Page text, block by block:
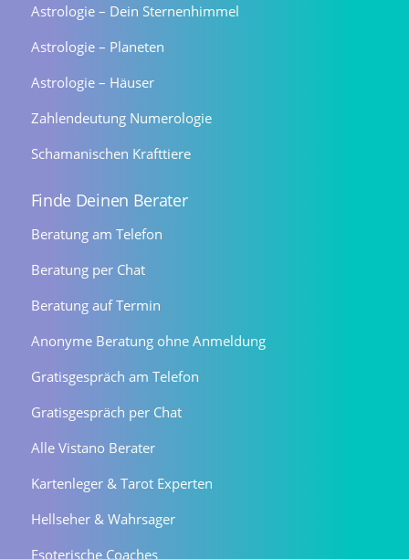
Astrologie – Dein Sternenhimmel
Astrologie – Planeten
Astrologie – Häuser
Zahlendeutung Numerologie
Schamanischen Krafttiere
Finde Deinen Berater
Beratung am Telefon
Beratung per Chat
Beratung auf Termin
Anonyme Beratung ohne Anmeldung
Gratisgespräch am Telefon
Gratisgespräch per Chat
Alle Vistano Berater
Kartenleger & Tarot Experten
Hellseher & Wahrsager
Esoterische Coaches